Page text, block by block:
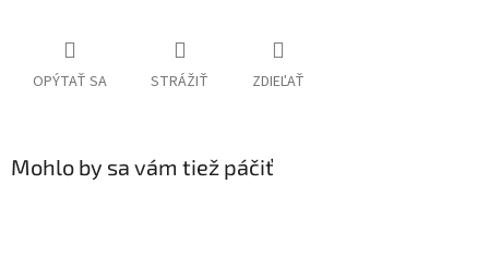
OPÝTAŤ SA STRÁŽIŤ ZDIEĽAŤ
Mohlo by sa vám tiež páčiť